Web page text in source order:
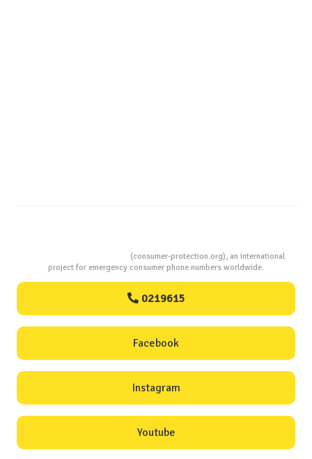
(consumer-protection.org), an international
project for emergency consumer phone numbers worldwide.
0219615
Facebook
Instagram
Youtube